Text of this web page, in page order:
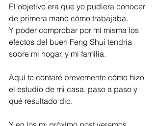
El objetivo era que yo pudiera conocer
de primera mano cómo trabajaba.
Y poder comprobar por mí misma los
efectos del buen Feng Shui tendría
sobre mi hogar, y mi familia.
Aquí te contaré brevemente cómo hizo
el estudio de mi casa, paso a paso y
qué resultado dio.